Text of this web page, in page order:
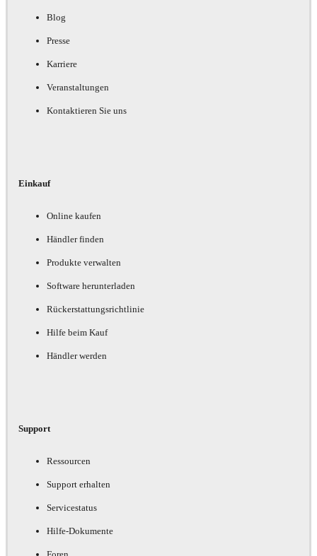
Blog
Presse
Karriere
Veranstaltungen
Kontaktieren Sie uns
Einkauf
Online kaufen
Händler finden
Produkte verwalten
Software herunterladen
Rückerstattungsrichtlinie
Hilfe beim Kauf
Händler werden
Support
Ressourcen
Support erhalten
Servicestatus
Hilfe-Dokumente